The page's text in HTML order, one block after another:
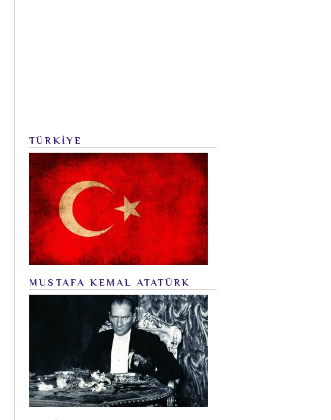
TÜRKİYE
MUSTAFA KEMAL ATATÜRK